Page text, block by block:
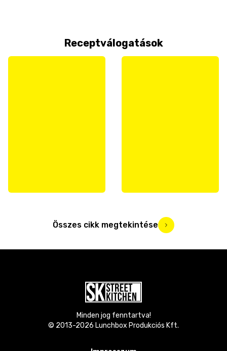
Receptválogatások
Összes cikk megtekintése
Minden jog fenntartva!
© 2013-2026 Lunchbox Produkciós Kft.